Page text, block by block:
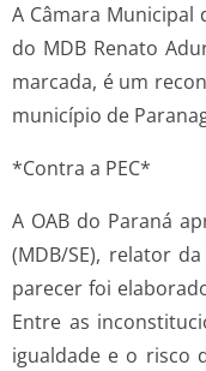
A Câmara
do MDB Renato
marcada, é um
município de
*Contra a PEC*
A OAB do Paraná
(MDB/SE), relator
parecer foi
Entre as
igualdade e o risco